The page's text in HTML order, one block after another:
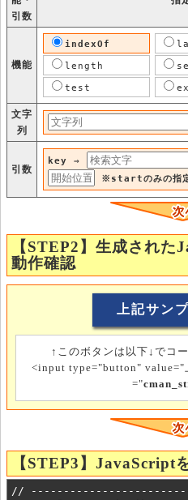
引数
機能
indexOf
length
test
文字
列
引数
key ⇒
※startのみの指
【STEP2】生成され
動作確認
↑このボタンは以下↓でコ
<input type="button" value="
="
【STEP3】JavaScript